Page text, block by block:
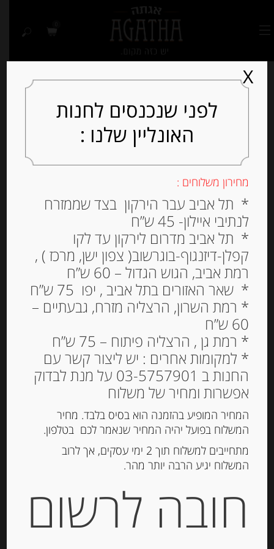
ריצ’יארלי- מאפה שקדים
מסורתי מטוסקנה, עם
DOLCI DI SIENA –
RICCIARELLI AL
CIOCCOLATO
₪68.00
מחיר ל 100 גרם: 27.20 ש"ח
מק"ט:8024724000094
לפני שנכנסים לחנות
האונליין שלנו :
מחירון משלוחים :
* תל אביב עבר הירקון בצד שממזרח
לנתיבי איילון- 45 ש”ח
* תל אביב מדרום לירקון עד לקו
קפלן-דיזנגוף-בוגרשוב( צפון ישן, מרכז ) ,
רמת אביב, הגוש הגדול – 60 ש”ח
* שאר האזורים בתל אביב , יפו 75 ש”ח
* רמת השרון, הרצליה מזרח, גבעתיים –
60 ש”ח
* רמת גן , הרצליה פיתוח – 75 ש”ח
* למקומות אחרים : יש ליצור קשר עם
החנות ב 03-5757901 על מנת לבדוק
אפשרות ומחיר של משלוח
המחיר המופיע בהזמנה הוא בסיס בלבד. מחיר
המשלוח בפועל יהיה המחיר שנאמר לכם בטלפון.
מתחייבים למשלוח תוך 2 ימי עסקים, אך לרוב
המשלוח יגיע הרבה יותר מהר.
חובה לרשום
X